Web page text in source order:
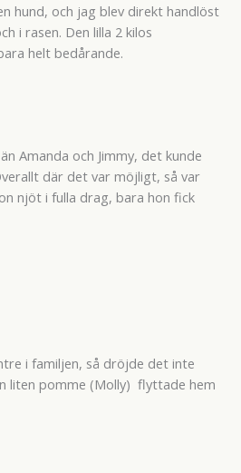
hund, och jag blev direkt handlöst
i rasen. Den lilla 2 kilos
helt bedårande.
Amanda och Jimmy, det kunde
där det var möjligt, så var
njöt i fulla drag, bara hon fick
i familjen, så dröjde det inte
liten pomme (Molly) flyttade hem